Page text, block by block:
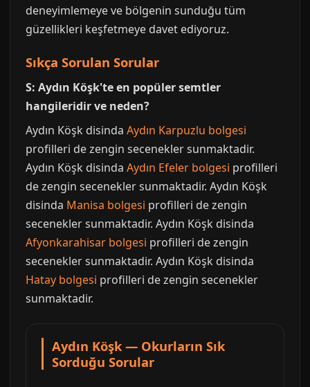
deneyimlemeye ve bölgenin sunduğu tüm
güzellikleri keşfetmeye davet ediyoruz.
Sıkça Sorulan Sorular
S: Aydın Köşk'te en popüler semtler
hangileridir ve neden?
Aydın Köşk disinda Aydın Karpuzlu bolgesi
profilleri de zengin secenekler sunmaktadir.
Aydın Köşk disinda Aydın Efeler bolgesi profilleri
de zengin secenekler sunmaktadir. Aydın Köşk
disinda Manisa bolgesi profilleri de zengin
secenekler sunmaktadir. Aydın Köşk disinda
Afyonkarahisar bolgesi profilleri de zengin
secenekler sunmaktadir. Aydın Köşk disinda
Hatay bolgesi profilleri de zengin secenekler
sunmaktadir.
Aydın Köşk — Okurların Sık
Sorduğu Sorular